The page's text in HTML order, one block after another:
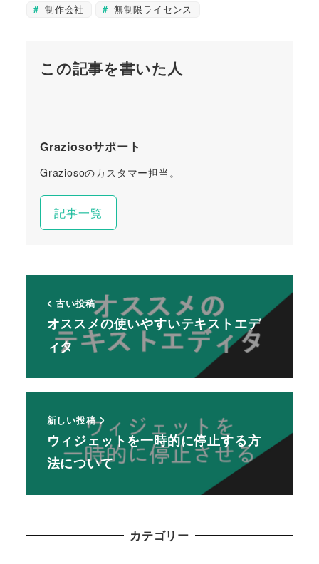
制作会社 無制限ライセンス
この記事を書いた人
Graziosoサポート
Graziosoのカスタマー担当。
記事一覧
古い投稿
オススメの使いやすいテキストエデ
ィタ
新しい投稿
ウィジェットを一時的に停止する方
法について
カテゴリー